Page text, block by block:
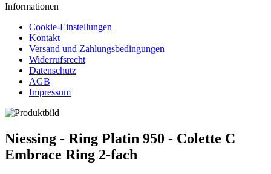
Informationen
Cookie-Einstellungen
Kontakt
Versand und Zahlungsbedingungen
Widerrufsrecht
Datenschutz
AGB
Impressum
Niessing - Ring Platin 950 - Colette C
Embrace Ring 2-fach